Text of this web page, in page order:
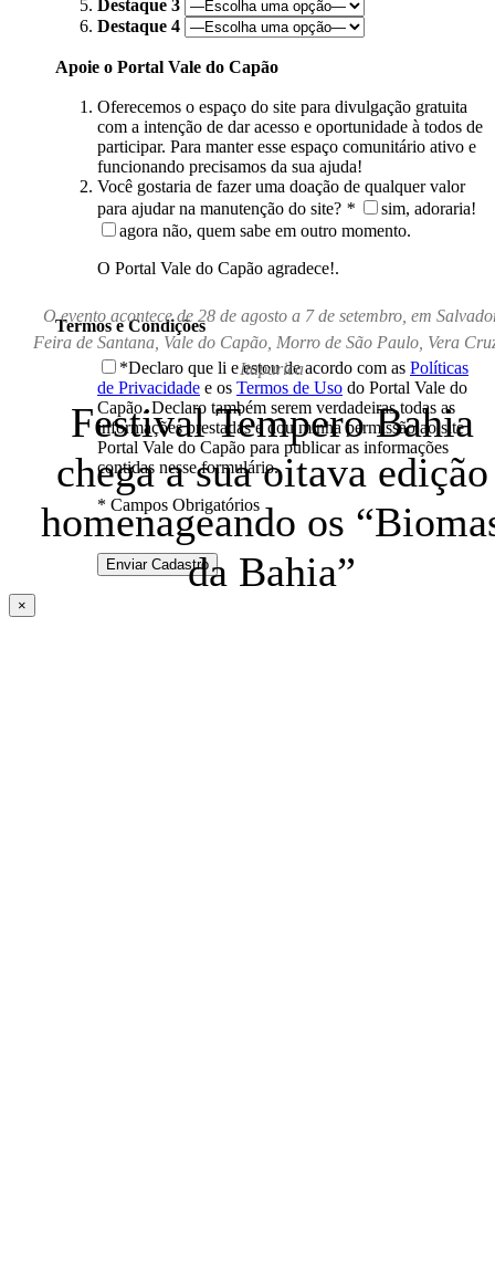
O evento acontece de 28 de agosto a 7 de setembro, em
Feira de Santana, Vale do Capão, Morro de São Paulo, Vera
Itaparica
Festival Tempero Bahia
chega a sua oitava edição
homenageando os
da Bahia”
Destaque 3
Destaque 4
Apoie o Portal Vale do Capão
Oferecemos o espaço do site para divulgação gratuita
com a intenção de dar acesso e oportunidade à todos de
participar. Para manter esse espaço comunitário ativo e
funcionando precisamos da sua ajuda!
Você gostaria de fazer uma doação de qualquer valor
para ajudar na manutenção do site? *
sim, adoraria!
agora não, quem sabe em outro momento.
O Portal Vale do Capão agradece!.
Termos e Condições
*Declaro que li e estou de acordo com as Políticas
de Privacidade e os Termos de Uso do Portal Vale do
Capão. Declaro também serem verdadeiras todas as
informações prestadas e dou minha permissão ao site
Portal Vale do Capão para publicar as informações
contidas nesse formulário.
* Campos Obrigatórios
×